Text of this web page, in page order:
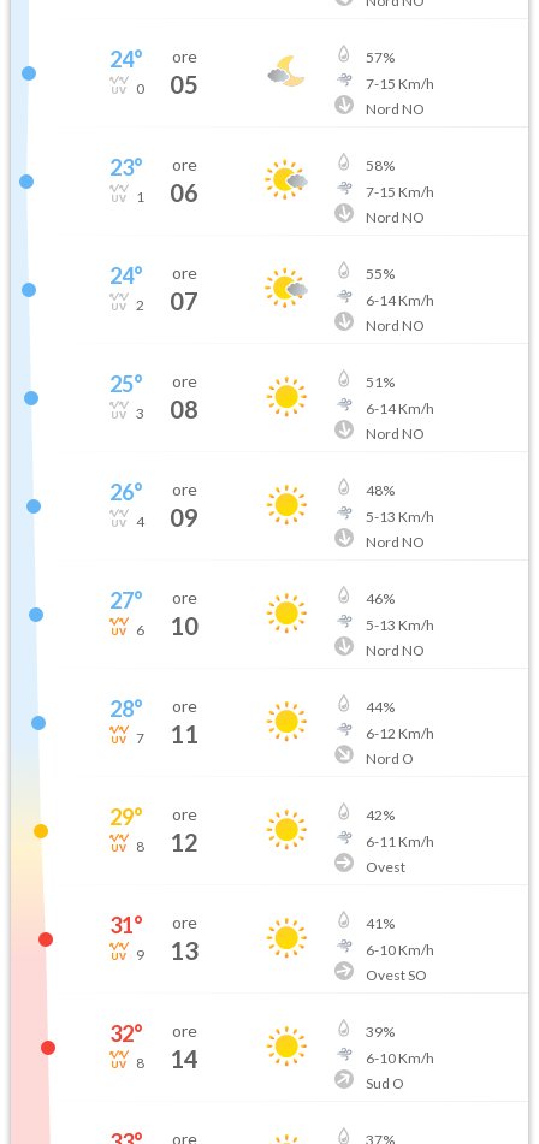
24°
0
ore
05
57%
7-15 Km/h
Nord NO
23°
1
ore
06
58%
7-15 Km/h
Nord NO
24°
2
ore
07
55%
6-14Km/h
Nord NO
25°
3
ore
08
51%
6-14Km/h
Nord NO
26°
4
ore
09
48%
5-13 Km/h
Nord NO
27°
6
ore
10
46%
5-13 Km/h
Nord NO
28°
7
ore
11
44%
6-12 Km/h
Nord O
29°
8
ore
12
42%
6-11 Km/h
Ovest
31°
9
ore
13
41%
6-10Km/h
Ovest SO
32°
8
ore
14
39%
6-10Km/h
Sud O
ore 37%